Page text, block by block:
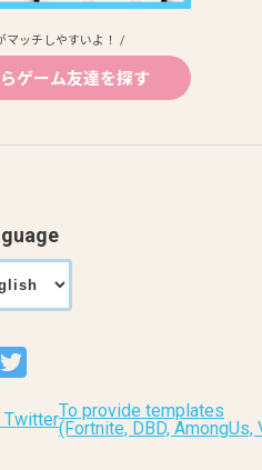
マッチしやすいよ！ /
ゲーム友達を探す
To provide templates
(Fortnite, DBD, AmongUs,